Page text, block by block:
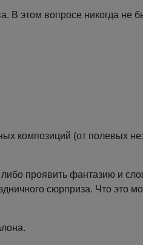
В этом вопросе никогда не
композиций (от полевых
проявить фантазию и
сюрприза. Что это